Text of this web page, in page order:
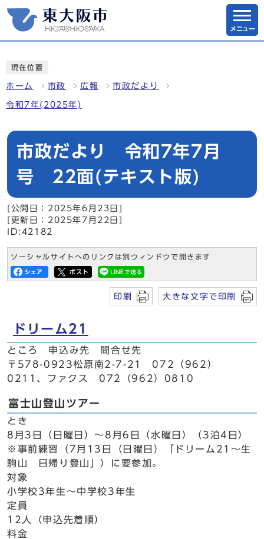
メニュー
現在位置
ホーム 市政 広報 市政だより
令和7年(2025年)
市政だより 令和7年7月
号 22面(テキスト版)
[公開日：2025年6月23日]
[更新日：2025年7月22日]
ID:42182
ソーシャルサイトへのリンクは別ウィンドウで開きます
印刷 大きな文字で印刷
ドリーム21
ところ 申込み先 問合せ先
〒578-0923松原南2-7-21 072（962）
0211、ファクス 072（962）0810
富士山登山ツアー
とき
8月3日（日曜日）～8月6日（水曜日）（3泊4日）
※事前練習（7月13日（日曜日）「ドリーム21～生
駒山 日帰り登山」）に要参加。
対象
小学校3年生～中学校3年生
定員
12人（申込先着順）
料金